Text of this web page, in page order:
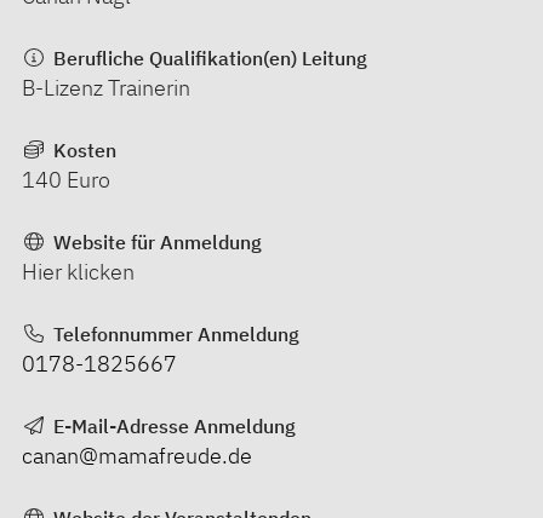
Berufliche Qualifikation(en) Leitung
B-Lizenz Trainerin
Kosten
140 Euro
Website für Anmeldung
Hier klicken
Telefonnummer Anmeldung
0178-1825667
E-Mail-Adresse Anmeldung
canan@mamafreude.de